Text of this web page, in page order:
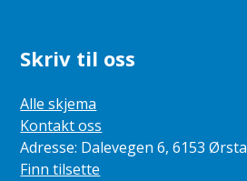
Skriv til oss
Alle skjema
Kontakt oss
Adresse: Dalevegen 6, 6153 Ørsta
Finn tilsette